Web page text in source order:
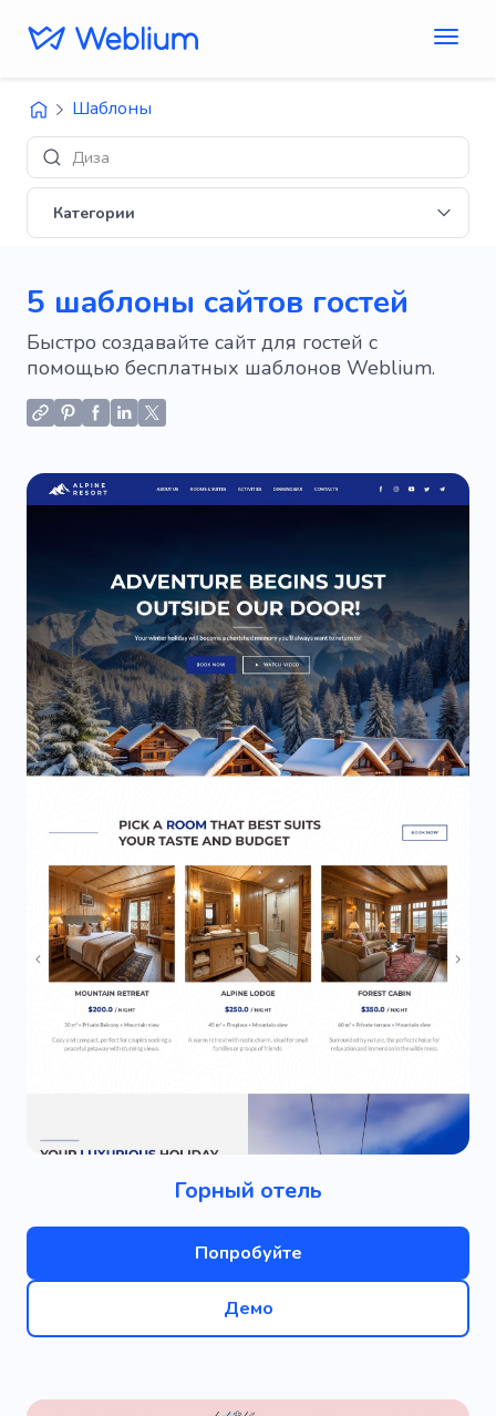
Шаблоны
Дизайны 'E-co
Категории
5 шаблоны сайтов гостей
Быстро создавайте сайт для гостей с
помощью бесплатных шаблонов Weblium.
Горный отель
Попробуйте
Демо